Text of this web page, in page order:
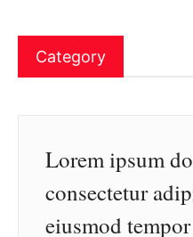
Category
Lorem ipsum
consectetur
eiusmod